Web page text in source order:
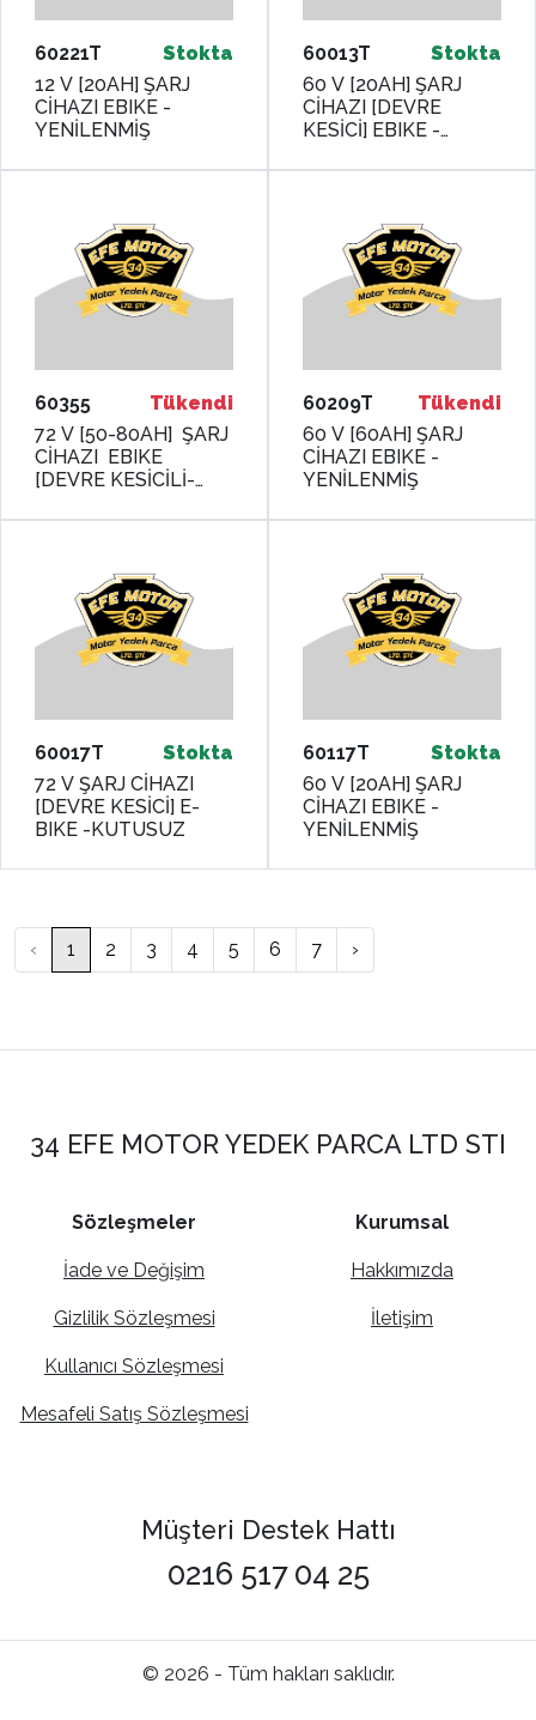
60221T
Stokta
12 V [20AH] ŞARJ
CİHAZI EBIKE -
YENİLENMİŞ
60013T
Stokta
60 V [20AH] ŞARJ
CİHAZI [DEVRE
KESİCİ] EBIKE -
60355
Tükendi
72 V [50-80AH] ŞARJ
CİHAZI EBIKE
[DEVRE KESİCİLİ-
MONERO
60209T
Tükendi
60 V [60AH] ŞARJ
CİHAZI EBIKE -
YENİLENMİŞ
60017T
Stokta
72 V ŞARJ CİHAZI
[DEVRE KESİCİ] E-
BIKE -KUTUSUZ
60117T
Stokta
60 V [20AH] ŞARJ
CİHAZI EBIKE -
YENİLENMİŞ
‹ 1 2 3 4 5 6 7 ›
34 EFE MOTOR YEDEK PARCA LTD STI
Sözleşmeler
İade ve Değişim
Gizlilik Sözleşmesi
Kullanıcı Sözleşmesi
Mesafeli Satış Sözleşmesi
Kurumsal
Hakkımızda
İletişim
Müşteri Destek Hattı
0216 517 04 25
© 2026 - Tüm hakları saklıdır.